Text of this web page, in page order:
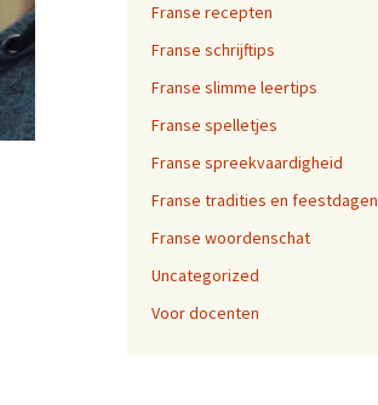
Franse recepten
Franse schrijftips
Franse slimme leertips
Franse spelletjes
Franse spreekvaardigheid
Franse tradities en feestdagen
Franse woordenschat
Uncategorized
Voor docenten